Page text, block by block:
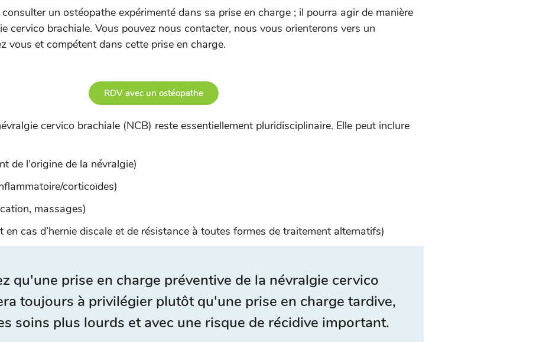
un ostéopathe expérimenté dans sa prise en charge ; il pourra agir de manière
cervico brachiale. Vous pouvez nous contacter, nous vous orienterons vers un
vous et compétent dans cette prise en charge.
RDV avec un ostéopathe
cervico brachiale (NCB) reste essentiellement pluridisciplinaire. Elle peut inclure
de l'origine de la névralgie)
corticoïdes)
massages)
cas d’hernie discale et de résistance à toutes formes de traitement alternatifs)
qu'une prise en charge préventive de la névralgie cervico
toujours à privilégier plutôt qu'une prise en charge tardive,
soins plus lourds et avec une risque de récidive important.